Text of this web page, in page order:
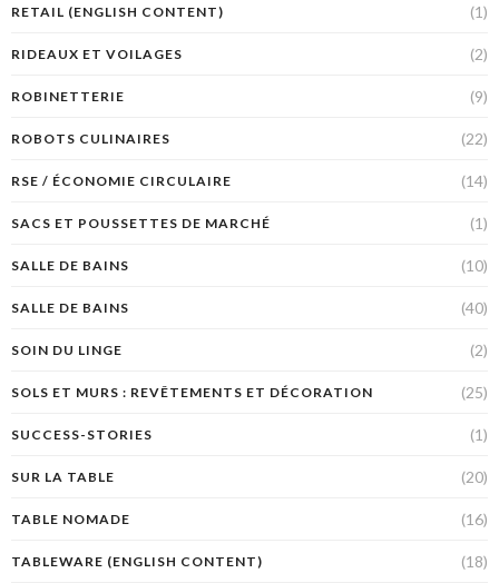
RETAIL (ENGLISH CONTENT) (1)
RIDEAUX ET VOILAGES (2)
ROBINETTERIE (9)
ROBOTS CULINAIRES (22)
RSE / ÉCONOMIE CIRCULAIRE (14)
SACS ET POUSSETTES DE MARCHÉ (1)
SALLE DE BAINS (10)
SALLE DE BAINS (40)
SOIN DU LINGE (2)
SOLS ET MURS : REVÊTEMENTS ET DÉCORATION (25)
SUCCESS-STORIES (1)
SUR LA TABLE (20)
TABLE NOMADE (16)
TABLEWARE (ENGLISH CONTENT) (18)